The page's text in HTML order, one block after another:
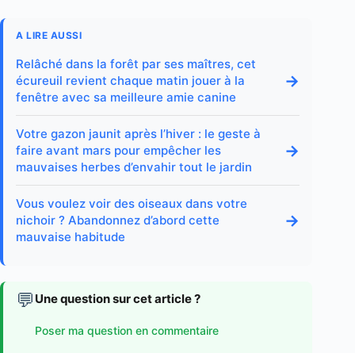
A LIRE AUSSI
Relâché dans la forêt par ses maîtres, cet
écureuil revient chaque matin jouer à la
fenêtre avec sa meilleure amie canine
→
Votre gazon jaunit après l’hiver : le geste à
faire avant mars pour empêcher les
mauvaises herbes d’envahir tout le jardin
→
Vous voulez voir des oiseaux dans votre
nichoir ? Abandonnez d’abord cette
mauvaise habitude
→
💬 Une question sur cet article ?
Poser ma question en commentaire